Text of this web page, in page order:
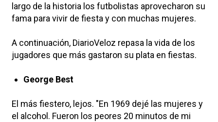
largo de la historia los futbolistas aprovecharon su
fama para vivir de fiesta y con muchas mujeres.
A continuación, DiarioVeloz repasa la vida de los
jugadores que más gastaron su plata en fiestas.
George Best
El más fiestero, lejos. "En 1969 dejé las mujeres y
el alcohol. Fueron los peores 20 minutos de mi